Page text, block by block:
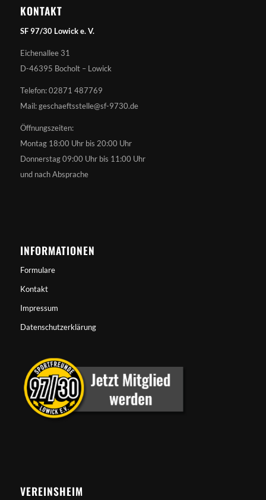
KONTAKT
SF 97/30 Lowick e. V.
Eichenallee 31
D-46395 Bocholt – Lowick
Telefon: 02871 487769
Mail: geschaeftsstelle@sf-9730.de
Öffnungszeiten:
Montag 18:00 Uhr bis 20:00 Uhr
Donnerstag 09:00 Uhr bis 11:00 Uhr
und nach Absprache
INFORMATIONEN
Formulare
Kontakt
Impressum
Datenschutzerklärung
VEREINSHEIM